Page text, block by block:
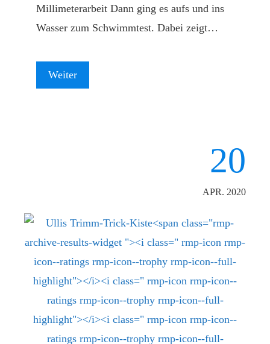
Millimeterarbeit Dann ging es aufs und ins
Wasser zum Schwimmtest. Dabei zeigt…
Weiter
20
APR. 2020